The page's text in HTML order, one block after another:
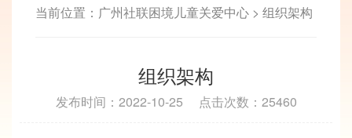
当前位置： 广州社联困境儿童关爱中心 > 组织架构
组织架构
发布时间：2022-10-25 点击次数：25460